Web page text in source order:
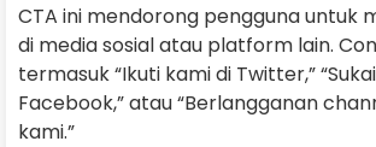
CTA ini mendorong pengguna untuk
di media sosial atau platform lain.
termasuk “Ikuti kami di Twitter,”
Facebook,” atau “Berlangganan
kami.”